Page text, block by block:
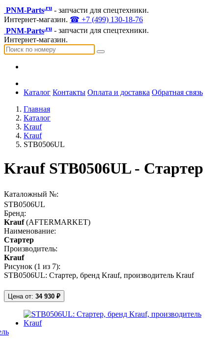
PNM-Parts.ru - запчасти для спецтехники.
Интернет-магазин. ☎ +7 (499) 130-18-76
PNM-Parts.ru - запчасти для спецтехники.
Интернет-магазин.
Каталог Контакты Оплата и доставка Обратная связь
Главная
Каталог
Krauf
Krauf
STB0506UL
Krauf STB0506UL - Стартер
Каталожный №:
STB0506UL
Бренд:
Krauf (AFTERMARKET)
Наименование:
Стартер
Производитель:
Krauf
Рисунок (1 из 7):
STB0506UL: Стартер, бренд Krauf, производитель Krauf
Цена от: 34 930 ₽